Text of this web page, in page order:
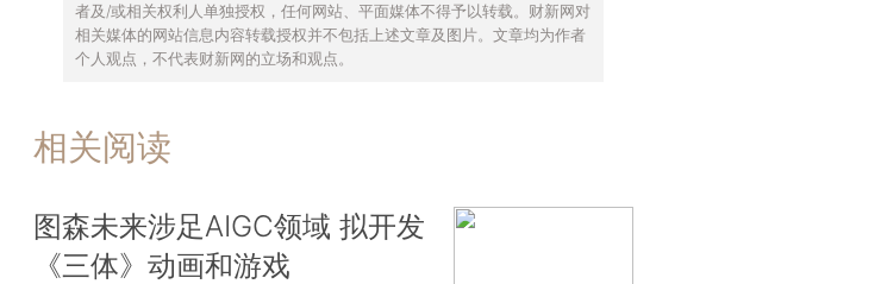
者及/或相关权利人单独授权，任何网站、平面媒体不得予以转载。财新网对
相关媒体的网站信息内容转载授权并不包括上述文章及图片。文章均为作者
个人观点，不代表财新网的立场和观点。
相关阅读
图森未来涉足AIGC领域 拟开发
《三体》动画和游戏